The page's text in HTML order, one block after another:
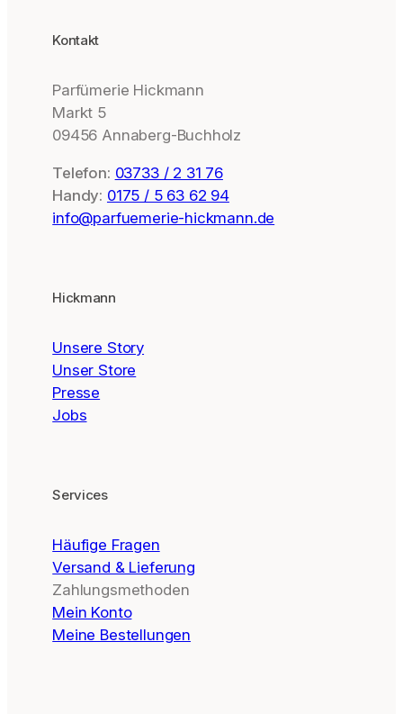
Kontakt
Parfümerie Hickmann
Markt 5
09456 Annaberg-Buchholz
Telefon: 03733 / 2 31 76
Handy: 0175 / 5 63 62 94
info@parfuemerie-hickmann.de
Hickmann
Unsere Story
Unser Store
Presse
Jobs
Services
Häufige Fragen
Versand & Lieferung
Zahlungsmethoden
Mein Konto
Meine Bestellungen